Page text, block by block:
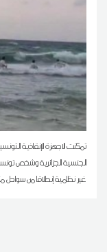
الجنسية الجزائرية وشخص
غير نظامية إنطلاقا من